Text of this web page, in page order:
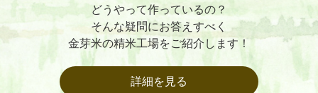
どうやって作っているの？
そんな疑問にお答えすべく
金芽米の精米工場をご紹介します！
詳細を見る